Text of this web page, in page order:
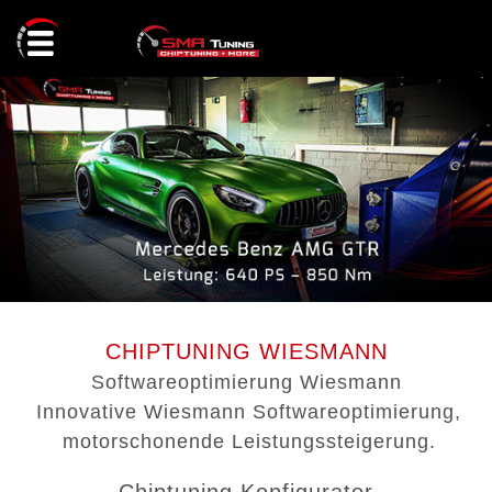
LEISTUNGEN
CHIPTUNING
GETRIEBEOPTIMIERUNG
LEISTUNGSPRÜFSTAND
CODIERUNG
ÖLDRUCKANHEBUNG
CHIPTUNING KONFIGURATOR
REFERENZEN
FACEBOOK
INSTAGRAM
KONTAKTFORMULAR
WHATSAPP AN SMA TUNING
CHIPTUNING WIESMANN
Softwareoptimierung Wiesmann
Innovative Wiesmann Softwareoptimierung,
motorschonende Leistungssteigerung.